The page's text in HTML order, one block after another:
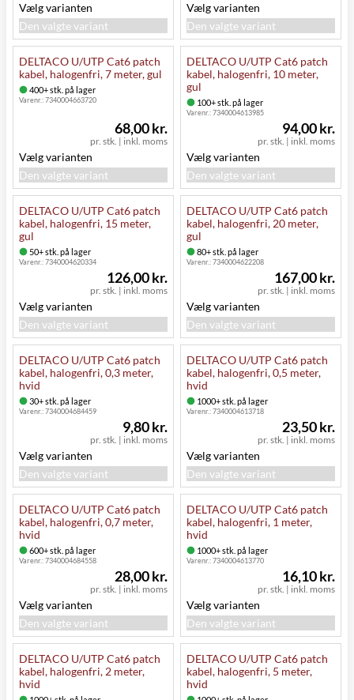
Vælg varianten
Den valgte variant
Vælg varianten
Den valgte variant
DELTACO U/UTP Cat6 patch
kabel, halogenfri, 7 meter, gul
400+ stk. på lager
Varenr.:7340004663720
pr. stk. | inkl. moms
68,00 kr.
Vælg varianten
Den valgte variant
DELTACO U/UTP Cat6 patch
kabel, halogenfri, 10 meter,
gul
100+ stk. på lager
Varenr.:7340004613985
pr. stk. | inkl. moms
94,00 kr.
Vælg varianten
Den valgte variant
DELTACO U/UTP Cat6 patch
kabel, halogenfri, 15 meter,
gul
50+ stk. på lager
Varenr.:7340004620334
pr. stk. | inkl. moms
126,00 kr.
Vælg varianten
Den valgte variant
DELTACO U/UTP Cat6 patch
kabel, halogenfri, 20 meter,
gul
80+ stk. på lager
Varenr.:7340004622208
pr. stk. | inkl. moms
167,00 kr.
Vælg varianten
Den valgte variant
DELTACO U/UTP Cat6 patch
kabel, halogenfri, 0,3 meter,
hvid
30+ stk. på lager
Varenr.:7340004684459
pr. stk. | inkl. moms
9,80 kr.
Vælg varianten
Den valgte variant
DELTACO U/UTP Cat6 patch
kabel, halogenfri, 0,5 meter,
hvid
1000+ stk. på lager
Varenr.:7340004613718
pr. stk. | inkl. moms
23,50 kr.
Vælg varianten
Den valgte variant
DELTACO U/UTP Cat6 patch
kabel, halogenfri, 0,7 meter,
hvid
600+ stk. på lager
Varenr.:7340004684558
pr. stk. | inkl. moms
28,00 kr.
Vælg varianten
Den valgte variant
DELTACO U/UTP Cat6 patch
kabel, halogenfri, 1 meter,
hvid
1000+ stk. på lager
Varenr.:7340004613770
pr. stk. | inkl. moms
16,10 kr.
Vælg varianten
Den valgte variant
DELTACO U/UTP Cat6 patch
kabel, halogenfri, 2 meter,
hvid
DELTACO U/UTP Cat6 patch
kabel, halogenfri, 5 meter,
hvid